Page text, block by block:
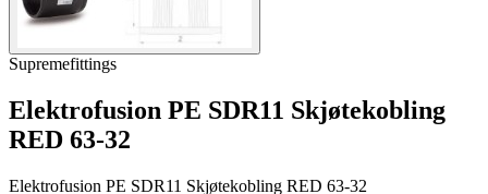
Supremefittings
Elektrofusion PE SDR11 Skjøtekobling
RED 63-32
Elektrofusion PE SDR11 Skjøtekobling RED 63-32